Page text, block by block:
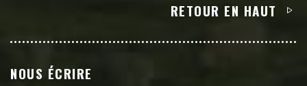
RETOUR EN HAUT
NOUS ÉCRIRE